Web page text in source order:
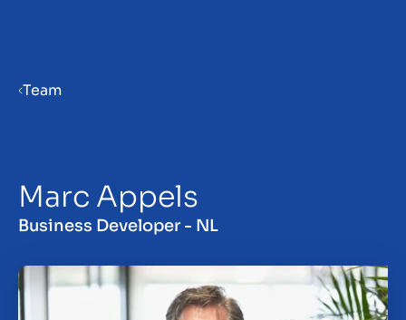
Bedrijf verkopen
Investeren
Team
Marc Appels
Business Developer - NL